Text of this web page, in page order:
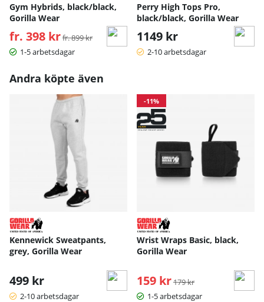
Gym Hybrids, black/black,
Gorilla Wear
fr. 398 kr Ordinarie pris:
fr. 899 kr
1-5 arbetsdagar
Perry High Tops Pro,
black/black, Gorilla Wear
1149 kr
2-10 arbetsdagar
Andra köpte även
Kennewick Sweatpants,
grey, Gorilla Wear
499 kr
2-10 arbetsdagar
-11%
Wrist Wraps Basic, black,
Gorilla Wear
159 kr Ordinarie pris:
179 kr
1-5 arbetsdagar